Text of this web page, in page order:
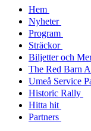
Hem
Nyheter
Program
Sträckor
Biljetter och
The Red Barn
Umeå Service
Historic Rally
Hitta hit
Partners